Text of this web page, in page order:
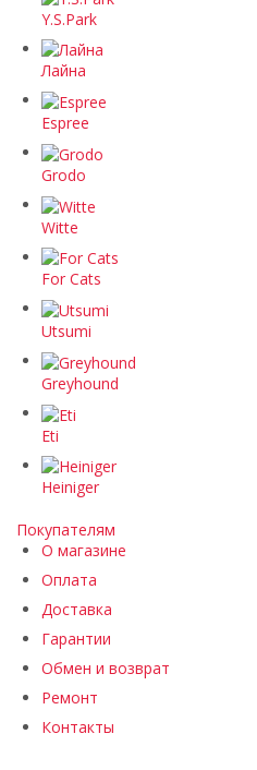
Y.S.Park
Лайна
Espree
Grodo
Witte
For Cats
Utsumi
Greyhound
Eti
Heiniger
Покупателям
О магазине
Оплата
Доставка
Гарантии
Обмен и возврат
Ремонт
Контакты